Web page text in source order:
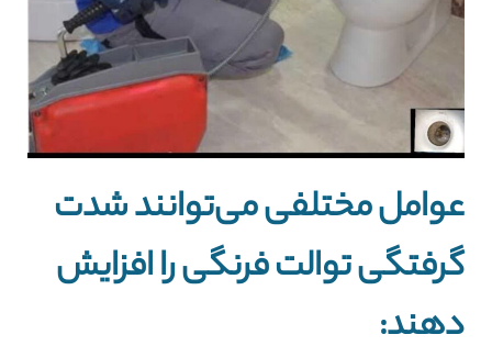
عوامل مختلفی می‌توانند شدت
گرفتگی توالت فرنگی را افزایش
دهند: